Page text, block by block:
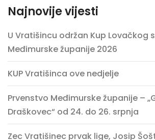
Najnovije vijesti
U Vratišincu održan Kup Lovačkog
Međimurske županije 2026
KUP Vratišinca ove nedjelje
Prvenstvo Međimurske županije –
Draškovec“ od 24. do 26. srpnja
Zec Vratišinec prvak lige, Josip